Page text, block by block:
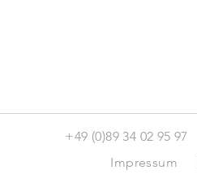
+49 (0)89 34 02 95 97
Impressum